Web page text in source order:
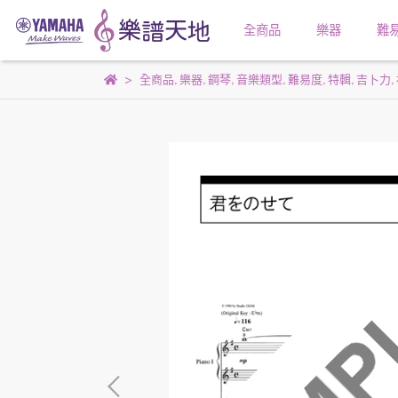
全商品 樂器 難
全商品 樂器, 鋼琴, 音樂類型 難易度, 特輯, 吉卜力